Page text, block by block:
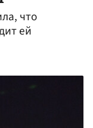
что
ей